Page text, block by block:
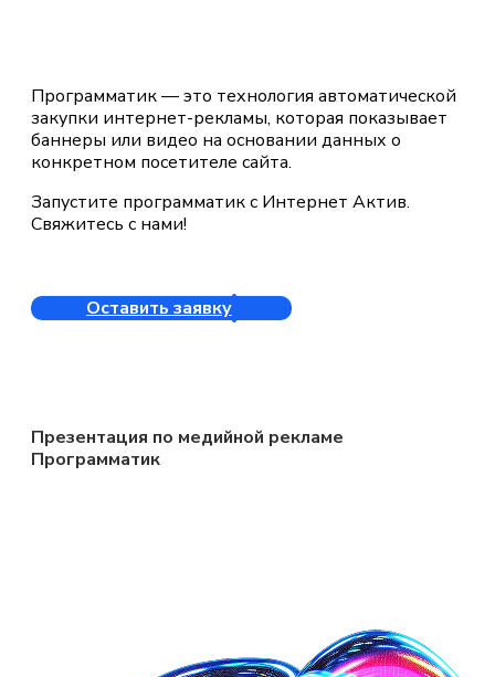
Программатик — это технология автоматической
закупки интернет-рекламы, которая показывает
баннеры или видео на основании данных о
конкретном посетителе сайта.
Запустите программатик с Интернет Актив.
Свяжитесь с нами!
Оставить заявку
Презентация по медийной рекламе
Программатик